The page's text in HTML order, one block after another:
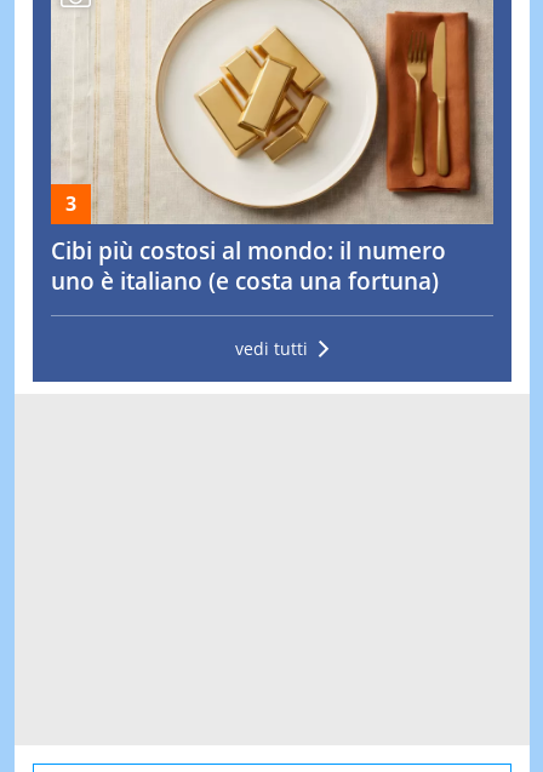
Cibi più costosi al mondo: il numero
uno è italiano (e costa una fortuna)
vedi tutti